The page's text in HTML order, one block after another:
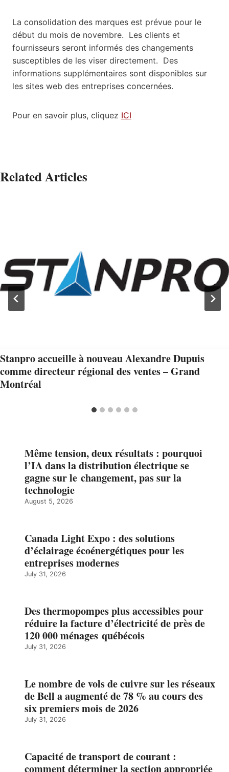
La consolidation des marques est prévue pour le
début du mois de novembre. Les clients et
fournisseurs seront informés des changements
susceptibles de les viser directement. Des
informations supplémentaires sont disponibles sur
les sites web des entreprises concernées.
Pour en savoir plus, cliquez ICI
Related Articles
Stanpro accueille à nouveau Alexandre Dupuis
comme directeur régional des ventes – Grand
Montréal
Même tension, deux résultats : pourquoi
l’IA dans la distribution électrique se
gagne sur le changement, pas sur la
technologie
August 5, 2026
Canada Light Expo : des solutions
d’éclairage écoénergétiques pour les
entreprises modernes
July 31, 2026
Des thermopompes plus accessibles pour
réduire la facture d’électricité de près de
120 000 ménages québécois
July 31, 2026
Le nombre de vols de cuivre sur les réseaux
de Bell a augmenté de 78 % au cours des
six premiers mois de 2026
July 31, 2026
Capacité de transport de courant :
comment déterminer la section appropriée